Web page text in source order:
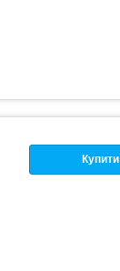
Купити